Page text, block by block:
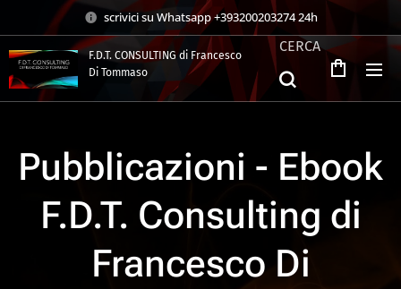
scrivici su Whatsapp +393200203274 24h
F.D.T. CONSULTING di Francesco
Di Tommaso
CERCA
Pubblicazioni - Ebook
F.D.T. Consulting di
Francesco Di